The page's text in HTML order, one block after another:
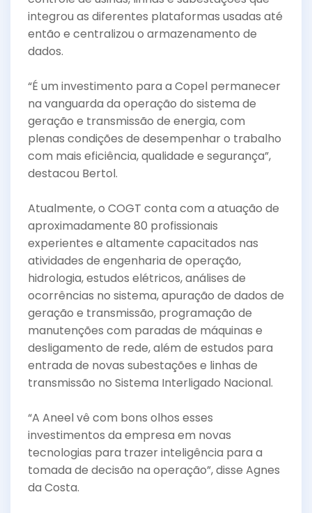
integrou as diferentes plataformas usadas até
então e centralizou o armazenamento de
dados.
“É um investimento para a Copel permanecer
na vanguarda da operação do sistema de
geração e transmissão de energia, com
plenas condições de desempenhar o trabalho
com mais eficiência, qualidade e segurança”,
destacou Bertol.
Atualmente, o COGT conta com a atuação de
aproximadamente 80 profissionais
experientes e altamente capacitados nas
atividades de engenharia de operação,
hidrologia, estudos elétricos, análises de
ocorrências no sistema, apuração de dados de
geração e transmissão, programação de
manutenções com paradas de máquinas e
desligamento de rede, além de estudos para
entrada de novas subestações e linhas de
transmissão no Sistema Interligado Nacional.
“A Aneel vê com bons olhos esses
investimentos da empresa em novas
tecnologias para trazer inteligência para a
tomada de decisão na operação”, disse Agnes
da Costa.